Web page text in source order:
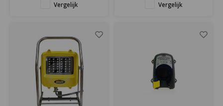
Vergelijk Vergelijk